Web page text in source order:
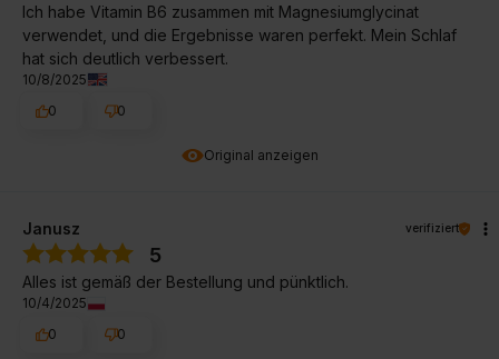
Original anzeigen
Ich habe Vitamin B6 zusammen mit Magnesiumglycinat
verwendet, und die Ergebnisse waren perfekt. Mein Schlaf
hat sich deutlich verbessert.
10/8/2025
0
0
Janusz verifiziert
5
Alles ist gemäß der Bestellung und pünktlich.
10/4/2025
0
0